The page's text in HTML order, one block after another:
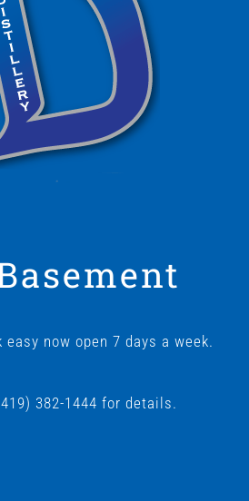
easy now open 7 days a week.
382-1444 for details.